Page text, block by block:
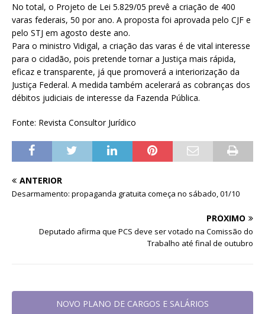
No total, o Projeto de Lei 5.829/05 prevê a criação de 400
varas federais, 50 por ano. A proposta foi aprovada pelo CJF e
pelo STJ em agosto deste ano.
Para o ministro Vidigal, a criação das varas é de vital interesse
para o cidadão, pois pretende tornar a Justiça mais rápida,
eficaz e transparente, já que promoverá a interiorização da
Justiça Federal. A medida também acelerará as cobranças dos
débitos judiciais de interesse da Fazenda Pública.
Fonte: Revista Consultor Jurídico
ANTERIOR
Desarmamento: propaganda gratuita começa no sábado, 01/10
PRÓXIMO
Deputado afirma que PCS deve ser votado na Comissão do
Trabalho até final de outubro
NOVO PLANO DE CARGOS E SALÁRIOS